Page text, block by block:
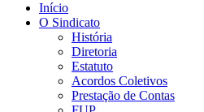
Início
O Sindicato
História
Diretoria
Estatuto
Acordos Coletivos
Prestação de Contas